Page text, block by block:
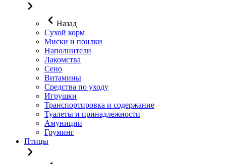
Назад
Сухой корм
Миски и поилки
Наполнители
Лакомства
Сено
Витамины
Средства по уходу
Игрушки
Транспортировка и содержание
Туалеты и принадлежности
Амуниции
Груминг
Птицы